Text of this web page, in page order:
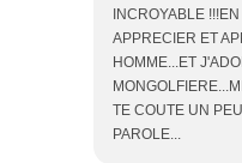
INCROYABLE
APPRECIER ET
HOMME...ET
TE COUTE UN
PAROLE...